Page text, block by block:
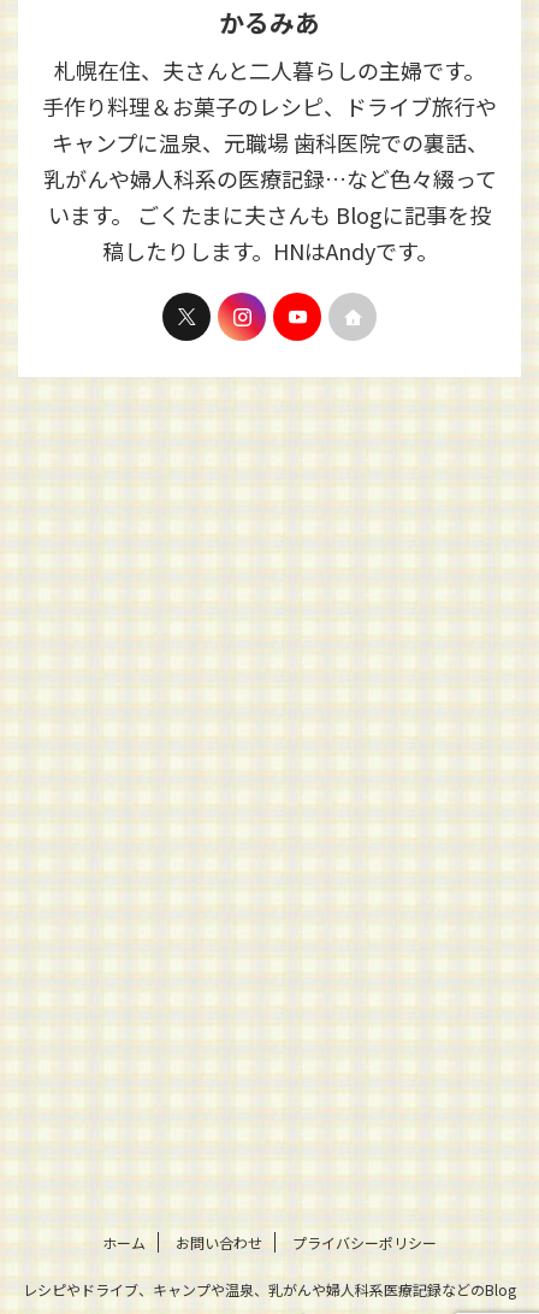
かるみあ
札幌在住、夫さんと二人暮らしの主婦です。
手作り料理＆お菓子のレシピ、ドライブ旅行や
キャンプに温泉、元職場 歯科医院での裏話、
乳がんや婦人科系の医療記録…など色々綴って
います。 ごくたまに夫さんも Blogに記事を投
稿したりします。HNはAndyです。
ホーム お問い合わせ プライバシーポリシー
レシピやドライブ、キャンプや温泉、乳がんや婦人科系医療記録などのBlog